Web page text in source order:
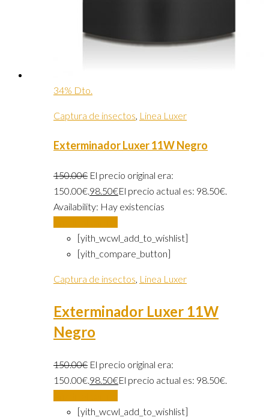
34% Dto.
Captura de insectos, Linea Luxer
Exterminador Luxer 11W Negro
150.00€ El precio original era:
150.00€.98.50€El precio actual es: 98.50€.
Availability: Hay existencias
[yith_wcwl_add_to_wishlist]
[yith_compare_button]
Captura de insectos, Linea Luxer
Exterminador Luxer 11W
Negro
150.00€ El precio original era:
150.00€.98.50€El precio actual es: 98.50€.
[yith_wcwl_add_to_wishlist]